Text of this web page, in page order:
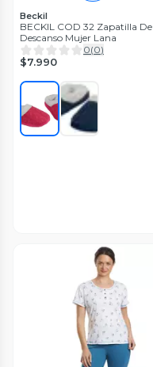
Beckil
BECKIL COD 32 Zapatilla De
Descanso Mujer Lana
0(0)
$7.990